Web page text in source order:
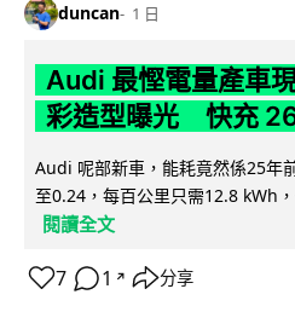
duncan 1 日
Audi 最慳電量產
彩造型曝光 快充
Audi 呢部新車，能耗竟然係25年
至0.24，每百公里只需12.8 kWh
閱讀全文
7 1 ↗ 分享